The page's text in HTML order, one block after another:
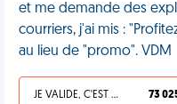
et me demande des
courriers, j'ai mis :
au lieu de "promo". VDM
JE VALIDE, C'EST UNE VDM 73